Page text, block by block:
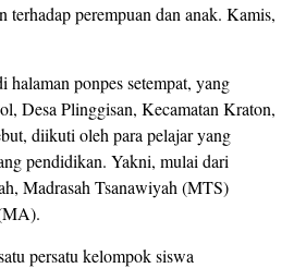
terhadap perempuan dan anak. Kamis,
halaman ponpes setempat, yang
Desa Plinggisan, Kecamatan Kraton,
diikuti oleh para pelajar yang
pendidikan. Yakni, mulai dari
Madrasah Tsanawiyah (MTS)
persatu kelompok siswa